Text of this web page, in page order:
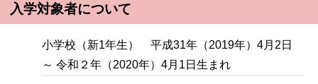
入学対象者について
小学校（新1年生） 平成31年（2019年）4月2日
～ 令和２年（2020年）4月1日生まれ